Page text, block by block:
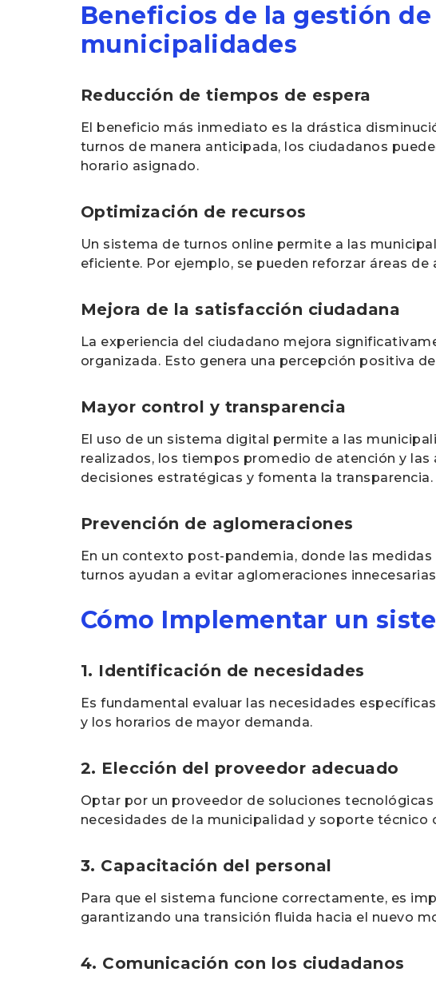
Beneficios de la gestión
municipalidades
Reducción de tiempos de espera
El beneficio más inmediato es la drástica
turnos de manera anticipada, los ciudadanos
horario asignado.
Optimización de recursos
Un sistema de turnos online permite a las
eficiente. Por ejemplo, se pueden reforzar áreas
Mejora de la satisfacción ciudadana
La experiencia del ciudadano mejora
organizada. Esto genera una percepción positiva
Mayor control y transparencia
El uso de un sistema digital permite a las
realizados, los tiempos promedio de atención y
decisiones estratégicas y fomenta la transparencia.
Prevención de aglomeraciones
En un contexto post-pandemia, donde las
turnos ayudan a evitar aglomeraciones
Cómo Implementar un
1. Identificación de necesidades
Es fundamental evaluar las necesidades
y los horarios de mayor demanda.
2. Elección del proveedor adecuado
Optar por un proveedor de soluciones
necesidades de la municipalidad y soporte técnico
3. Capacitación del personal
Para que el sistema funcione correctamente, es
garantizando una transición fluida hacia el nuevo
4. Comunicación con los ciudadanos